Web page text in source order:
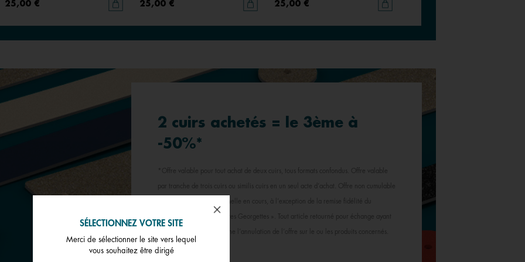
25,00 € 25,00 € 25,00 €
2 cuirs achetés = le 3ème à
-50%*
*Offre valable pour tout achat de deux cuirs, tous formats confondus. Offre valable
par tranche de trois cuirs ou similis cuirs en un seul acte d’achat. Offre non cumulable
avec tout offre promotionnelle en cours, à l’exception de la remise fidélité du
programme « Le Club Toutes Georgettes ». Tout article retourné pour échange ayant
bénéficié de l’offre entraîne l’annulation de l’offre sur le ou les produits concernés.
SÉLECTIONNEZ VOTRE SITE
Merci de sélectionner le site vers lequel
vous souhaitez être dirigé